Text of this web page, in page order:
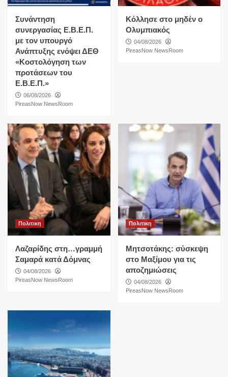
Συνάντηση
συνεργασίας Ε.Β.Ε.Π.
με τον υπουργό
Ανάπτυξης ενόψει ΔΕΘ
«Κοστολόγηση των
προτάσεων του
Ε.Β.Ε.Π.»
06/08/2026
PireasNow NewsRoom
Κόλλησε στο μηδέν ο
Ολυμπιακός
04/08/2026
PireasNow NewsRoom
Πολιτικη
Λαζαρίδης στη…γραμμή
Σαμαρά κατά Δόμνας
04/08/2026
PireasNow NewsRoom
Πολιτικη
Μητσοτάκης: σύσκεψη
στο Μαξίμου για τις
αποζημιώσεις
04/08/2026
PireasNow NewsRoom